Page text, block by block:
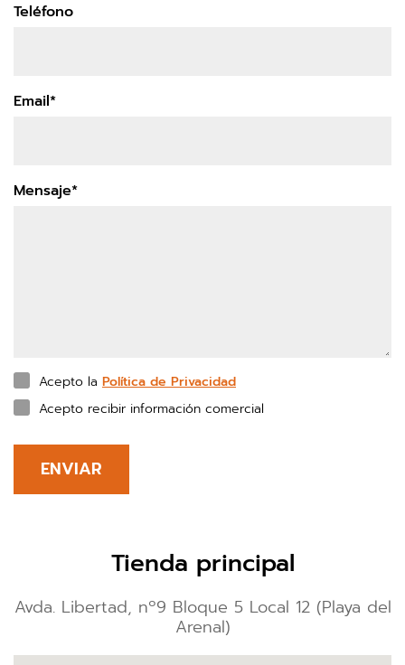
Teléfono
Email*
Mensaje*
Acepto la Política de Privacidad
Acepto recibir información comercial
ENVIAR
Tienda principal
Avda. Libertad, nº9 Bloque 5 Local 12 (Playa del
Arenal)